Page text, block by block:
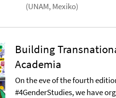
(UNAM, Mexiko)
Building
Academia
On the eve of the fourth
#4GenderStudies, we have